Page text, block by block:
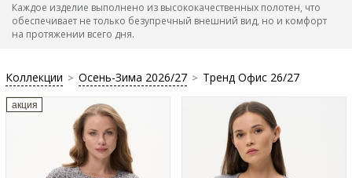
Каждое изделие выполнено из высококачественных полотен, что
обеспечивает не только безупречный внешний вид, но и комфорт
на протяжении всего дня.
Коллекции > Осень-Зима 2026/27 > Тренд Офис 26/27
акция